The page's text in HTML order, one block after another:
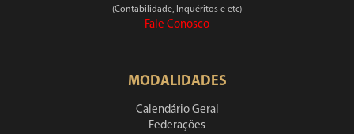
(Contabilidade, Inquéritos e etc)
Fale Conosco
MODALIDADES
Calendário Geral
Federações